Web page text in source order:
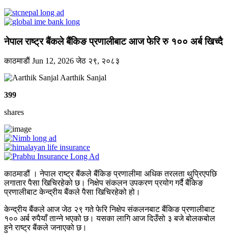
नेपाल राष्ट्र बैंकले बैंकिङ प्रणालीबाट आज फेरि रु १०० अर्ब खिच्दै
काठमाडाैं Jun 12, 2026जेठ २९, २०८३
Aarthik Sanjal
399
shares
काठमाडौं । नेपाल राष्ट्र बैंकले बैंकिङ प्रणालीमा अधिक तरलता थुप्रिएपछि
लगातार पैसा खिचिरहेको छ। निक्षेप संकलन उपकरण प्रयोग गर्दै बैंकिङ
प्रणालीबाट केन्द्रीय बैंकले पैसा खिचिरहेको हो।
केन्द्रीय बैंकले आज जेठ २९ गते फेरि निक्षेप संकलनबाट बैंकिङ प्रणालीबाट
१०० अर्ब रुपैयाँ तान्ने भएको छ। यसका लागि आज दिउँसो ३ बजे बोलकबोल
हुने राष्ट्र बैंकले जनाएको छ।